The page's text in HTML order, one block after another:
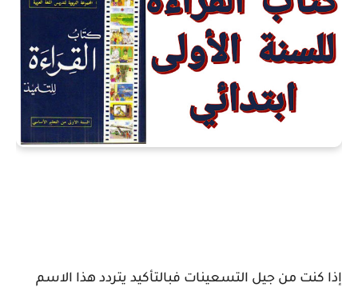
إذا كنت من جيل التسعينات فبالتأكيد يتردد هذا الاسم